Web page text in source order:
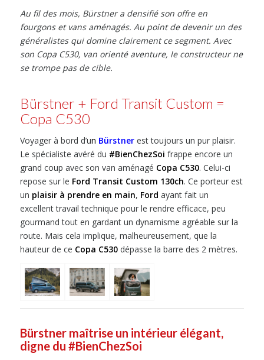
Au fil des mois, Bürstner a densifié son offre en
fourgons et vans aménagés. Au point de devenir un des
généralistes qui domine clairement ce segment. Avec
son Copa C530, van orienté aventure, le constructeur ne
se trompe pas de cible.
Bürstner + Ford Transit Custom =
Copa C530
Voyager à bord d’un Bürstner est toujours un pur plaisir.
Le spécialiste avéré du #BienChezSoi frappe encore un
grand coup avec son van aménagé Copa C530. Celui-ci
repose sur le Ford Transit Custom 130ch. Ce porteur est
un plaisir à prendre en main, Ford ayant fait un
excellent travail technique pour le rendre efficace, peu
gourmand tout en gardant un dynamisme agréable sur la
route. Mais cela implique, malheureusement, que la
hauteur de ce Copa C530dépasse la barre des 2 mètres.
Bürstner maîtrise un intérieur élégant,
digne du #BienChezSoi